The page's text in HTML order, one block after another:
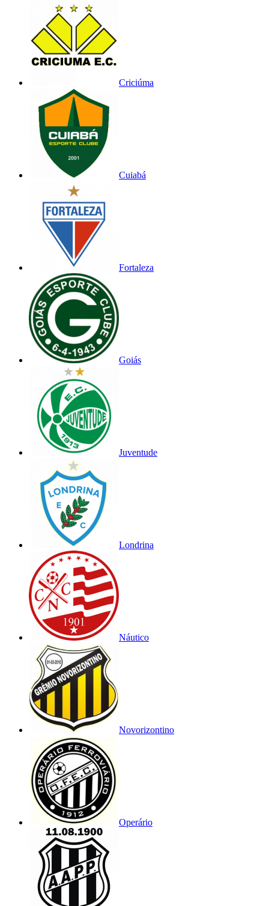
Criciúma
Cuiabá
Fortaleza
Goiás
Juventude
Londrina
Náutico
Novorizontino
Operário